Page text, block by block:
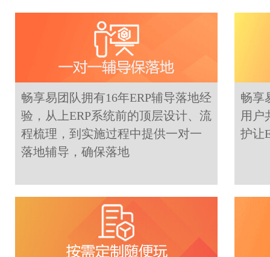
畅享易团队拥有16年ERP辅导落地经
验，从上ERP系统前的顶层设计、流
程梳理，到实施过程中提供一对一
落地辅导，确保落地
畅享
用户
护让